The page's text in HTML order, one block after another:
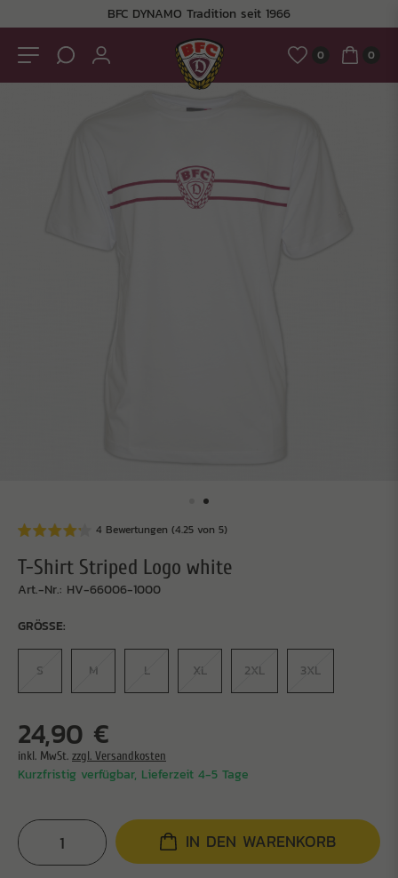
BFC DYNAMO Tradition seit 1966
0 0
4 Bewertungen (4.25 von 5)
T-Shirt Striped Logo white
Art.-Nr.: HV-66006-1000
GRÖSSE:
S M L XL 2XL 3XL
24,90 €
inkl. MwSt. zzgl. Versandkosten
Kurzfristig verfügbar, Lieferzeit 4-5 Tage
IN DEN WARENKORB